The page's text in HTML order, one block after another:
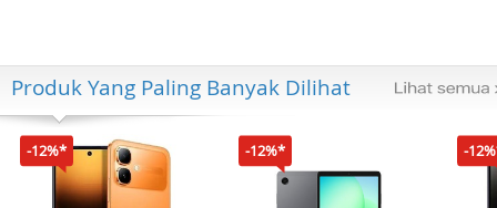
Produk Yang Paling Banyak Dilihat
-12%* -12%* -